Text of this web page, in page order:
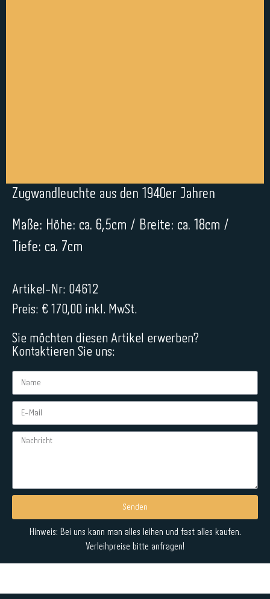
Zugwandleuchte aus den 1940er Jahren
Maße: Höhe: ca. 6,5cm / Breite: ca. 18cm /
Tiefe: ca. 7cm
Artikel-Nr: 04612
Preis: € 170,00 inkl. MwSt.
Sie möchten diesen Artikel erwerben?
Kontaktieren Sie uns:
Senden
Alternative:
Hinweis: Bei uns kann man alles leihen und fast alles kaufen.
Verleihpreise bitte anfragen!